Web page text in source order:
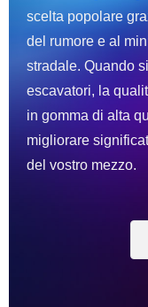
scelta popolare
del rumore e al
stradale. Quando
escavatori, la
in gomma di alta
migliorare
del vostro mezzo.